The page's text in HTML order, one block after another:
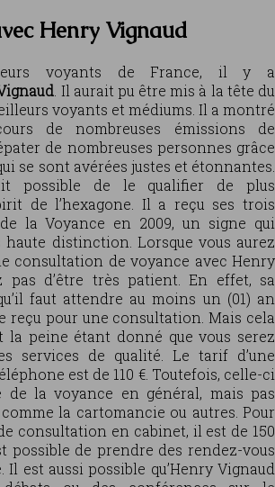
Henry Vignaud
voyants de France, il y a
. Il aurait pu être mis à la tête du
voyants et médiums. Il a montré
de nombreuses émissions de
de nombreuses personnes grâce
se sont avérées justes et étonnantes.
possible de le qualifier de plus
de l’hexagone. Il a reçu ses trois
la Voyance en 2009, un signe qui
distinction. Lorsque vous aurez
consultation de voyance avec Henry
pas d’être très patient. En effet, sa
faut attendre au moins un (01) an
reçu pour une consultation. Mais cela
la peine étant donné que vous serez
services de qualité. Le tarif d’une
est de 110 €. Toutefois, celle-ci
de la voyance en général, mais pas
comme la cartomancie ou autres. Pour
consultation en cabinet, il est de 150
possible de prendre des rendez-vous
Il est aussi possible qu’Henry Vignaud